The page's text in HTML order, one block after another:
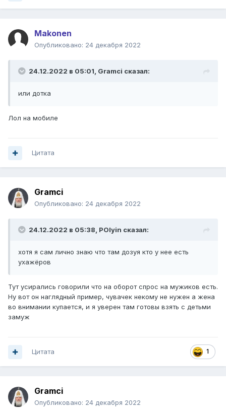
Makonen
Опубликовано: 24 декабря 2022
24.12.2022 в 05:01, Gramci сказал:
или дотка
Лол на мобиле
Цитата
Gramci
Опубликовано: 24 декабря 2022
24.12.2022 в 05:38, POlyin сказал:
хотя я сам лично знаю что там дозуя кто у нее есть
ухажёров
Тут усирались говорили что на оборот спрос на мужиков есть.
Ну вот он наглядный пример, чувачек некому не нужен а жена
во внимании купается, и я уверен там готовы взять с детьми
замуж
1
Цитата
Gramci
Опубликовано: 24 декабря 2022